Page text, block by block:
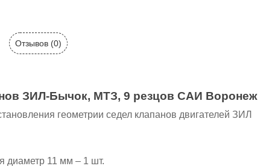
Отзывов (0)
ЗИЛ-Бычок, МТЗ, 9 резцов САИ Воронеж
геометрии седел клапанов двигателей ЗИЛ
диаметр 11 мм – 1 шт.